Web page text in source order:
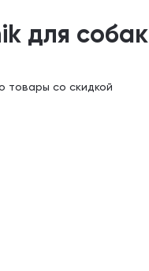
для собак
товары со скидкой